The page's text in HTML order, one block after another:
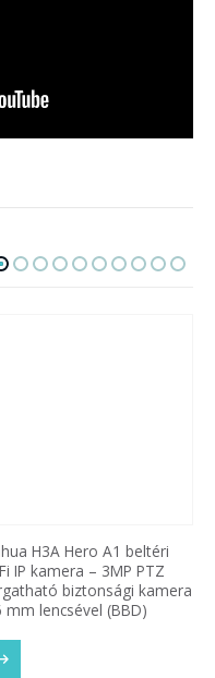
H3A Hero A1 beltéri
IP kamera – 3MP PTZ
biztonsági kamera
mm lencsével (BBD)